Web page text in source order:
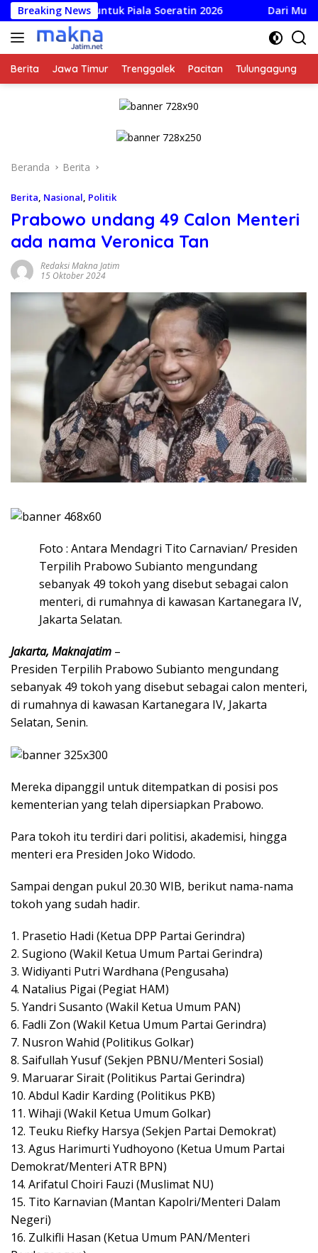
Langsung
ke
konten
Breaking News
untuk Piala Soeratin 2026 Dari Mustahik Jadi
Berita Jawa Timur Trenggalek Pacitan Tulungagung
Beranda Berita
Berita Nasional Politik
Prabowo undang 49 Calon Menteri
ada nama Veronica Tan
Redaksi Makna Jatim
15 Oktober 2024
Foto : Antara Mendagri Tito Carnavian/ Presiden
Terpilih Prabowo Subianto mengundang
sebanyak 49 tokoh yang disebut sebagai calon
menteri, di rumahnya di kawasan Kartanegara IV,
Jakarta Selatan.
Jakarta, Maknajatim –
Presiden Terpilih Prabowo Subianto mengundang
sebanyak 49 tokoh yang disebut sebagai calon menteri,
di rumahnya di kawasan Kartanegara IV, Jakarta
Selatan, Senin.
Mereka dipanggil untuk ditempatkan di posisi pos
kementerian yang telah dipersiapkan Prabowo.
Para tokoh itu terdiri dari politisi, akademisi, hingga
menteri era Presiden Joko Widodo.
Sampai dengan pukul 20.30 WIB, berikut nama-nama
tokoh yang sudah hadir.
1. Prasetio Hadi (Ketua DPP Partai Gerindra)
2. Sugiono (Wakil Ketua Umum Partai Gerindra)
3. Widiyanti Putri Wardhana (Pengusaha)
4. Natalius Pigai (Pegiat HAM)
5. Yandri Susanto (Wakil Ketua Umum PAN)
6. Fadli Zon (Wakil Ketua Umum Partai Gerindra)
7. Nusron Wahid (Politikus Golkar)
8. Saifullah Yusuf (Sekjen PBNU/Menteri Sosial)
9. Maruarar Sirait (Politikus Partai Gerindra)
10. Abdul Kadir Karding (Politikus PKB)
11. Wihaji (Wakil Ketua Umum Golkar)
12. Teuku Riefky Harsya (Sekjen Partai Demokrat)
13. Agus Harimurti Yudhoyono (Ketua Umum Partai
Demokrat/Menteri ATR BPN)
14. Arifatul Choiri Fauzi (Muslimat NU)
15. Tito Karnavian (Mantan Kapolri/Menteri Dalam
Negeri)
16. Zulkifli Hasan (Ketua Umum PAN/Menteri